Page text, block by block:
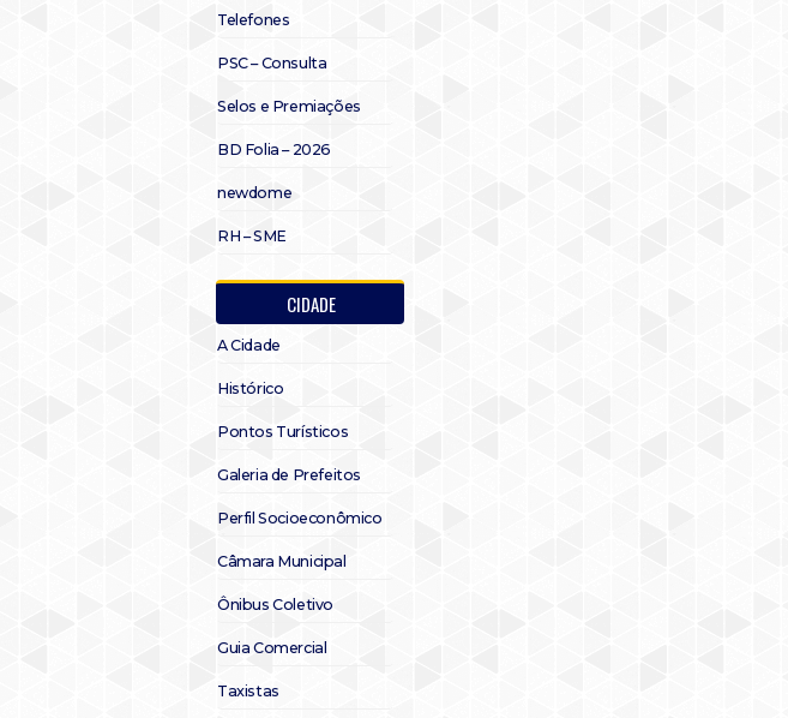
Telefones
PSC – Consulta
Selos e Premiações
BD Folia – 2026
newdome
RH – SME
CIDADE
A Cidade
Histórico
Pontos Turísticos
Galeria de Prefeitos
Perfil Socioeconômico
Câmara Municipal
Ônibus Coletivo
Guia Comercial
Taxistas